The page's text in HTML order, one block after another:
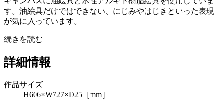
す。油絵具だけではできない、にじみやはじきといった表現
が気に入っています。
続きを読む
詳細情報
作品サイズ
H606×W727×D25［mm］